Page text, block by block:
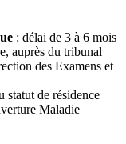
: délai de 3 à 6 mois
auprès du tribunal
des Examens et
statut de résidence
Maladie